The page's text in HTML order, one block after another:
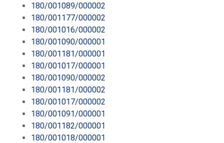
180/001089/000002
180/001177/000002
180/001016/000002
180/001090/000001
180/001181/000001
180/001017/000001
180/001090/000002
180/001181/000002
180/001017/000002
180/001091/000001
180/001182/000001
180/001018/000001